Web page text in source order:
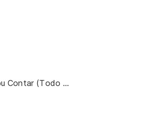
Curumim Chama Cunhantã Que Eu Vou Contar (Todo Dia Era Dia De Índio)